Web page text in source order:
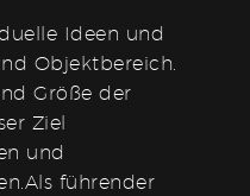
Ideen und
Objektbereich.
Größe der
Ziel
und
führender